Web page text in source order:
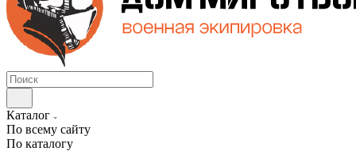
Каталог
По всему сайту
По каталогу